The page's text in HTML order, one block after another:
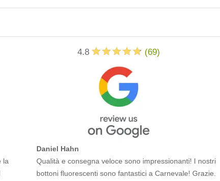
4.8 (69)
la
Daniel Hahn
Qualità e consegna veloce sono impressionanti! I nostri
bottoni fluorescenti sono fantastici a Carnevale! Grazie.